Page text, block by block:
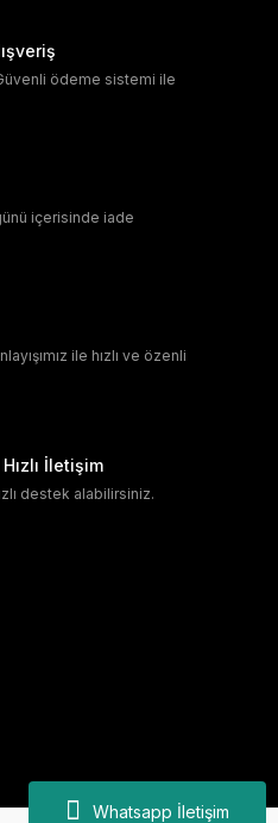
Whatsapp İletişim
ödeme sistemi ile
içerisinde iade
ile hızlı ve özenli
İletişim
destek alabilirsiniz.